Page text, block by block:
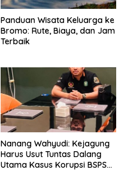
Panduan Wisata Keluarga ke
Bromo: Rute, Biaya, dan Jam
Terbaik
Nanang Wahyudi: Kejagung
Harus Usut Tuntas Dalang
Utama Kasus Korupsi BSPS